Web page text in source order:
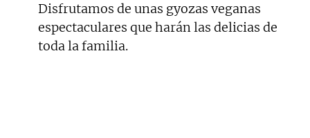
Disfrutamos de unas gyozas veganas
espectaculares que harán las delicias de
toda la familia.